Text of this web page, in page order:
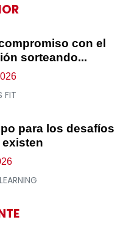
con el
sorteando...
FIT
para los desafíos